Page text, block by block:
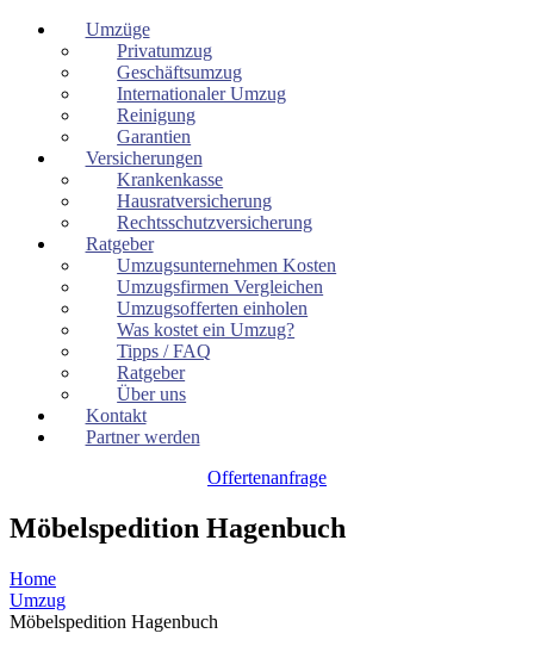
Umzüge
Privatumzug
Geschäftsumzug
Internationaler Umzug
Reinigung
Garantien
Versicherungen
Krankenkasse
Hausratversicherung
Rechtsschutzversicherung
Ratgeber
Umzugsunternehmen Kosten
Umzugsfirmen Vergleichen
Umzugsofferten einholen
Was kostet ein Umzug?
Tipps / FAQ
Ratgeber
Über uns
Kontakt
Partner werden
Offertenanfrage
Möbelspedition Hagenbuch
Home
Umzug
Möbelspedition Hagenbuch